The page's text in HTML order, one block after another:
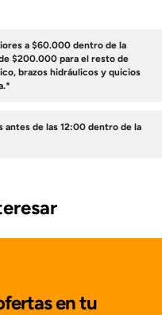
a $60.000 dentro de la
$200.000 para el resto de
brazos hidráulicos y quicios
antes de las 12:00 dentro de la
en tu